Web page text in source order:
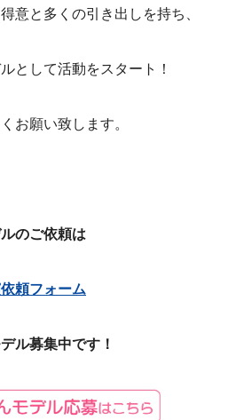
意と多くの引き出しを持ち、
として活動をスタート！
お願い致します。
のご依頼は
頼フォーム
ル募集中です！